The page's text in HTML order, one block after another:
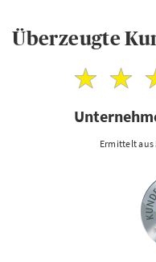
Überzeugte
Ermittelt